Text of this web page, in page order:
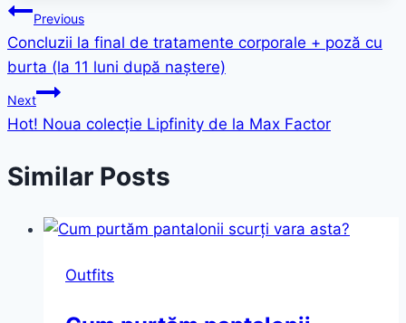
Post
navigation
Previous
Concluzii la final de tratamente corporale + poză cu
burta (la 11 luni după naștere)
Next
Hot! Noua colecție Lipfinity de la Max Factor
Similar Posts
Outfits